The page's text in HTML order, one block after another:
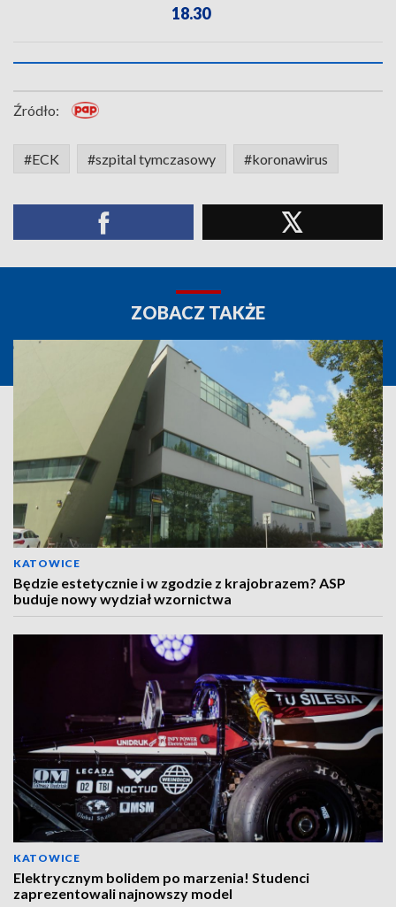
18.30
Źródło:
#ECK #szpital tymczasowy #koronawirus
ZOBACZ TAKŻE
KATOWICE
Będzie estetycznie i w zgodzie z krajobrazem? ASP
buduje nowy wydział wzornictwa
KATOWICE
Elektrycznym bolidem po marzenia! Studenci
zaprezentowali najnowszy model